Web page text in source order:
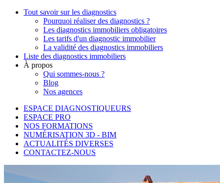
Tout savoir sur les diagnostics
Pourquoi réaliser des diagnostics ?
Les diagnostics immobiliers obligatoires
Les tarifs d'un diagnostic immobilier
La validité des diagnostics immobiliers
Liste des diagnostics immobiliers
À propos
Qui sommes-nous ?
Blog
Nos agences
ESPACE DIAGNOSTIQUEURS
ESPACE PRO
NOS FORMATIONS
NUMÉRISATION 3D - BIM
ACTUALITÉS DIVERSES
CONTACTEZ-NOUS